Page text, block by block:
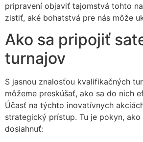
pripravení objaviť tajomstvá tohto
zistiť, aké bohatstvá pre nás môže
Ako sa pripojiť
turnajov
S jasnou znalosťou kvalifikačných
môžeme preskúšať, ako sa do nich
Účasť na týchto inovatívnych
strategický prístup. Tu je pokyn,
dosiahnuť: